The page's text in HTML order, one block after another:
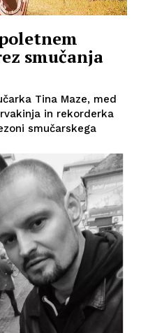
smučanja
Tina Maze, med
in rekorderka
smučarskega